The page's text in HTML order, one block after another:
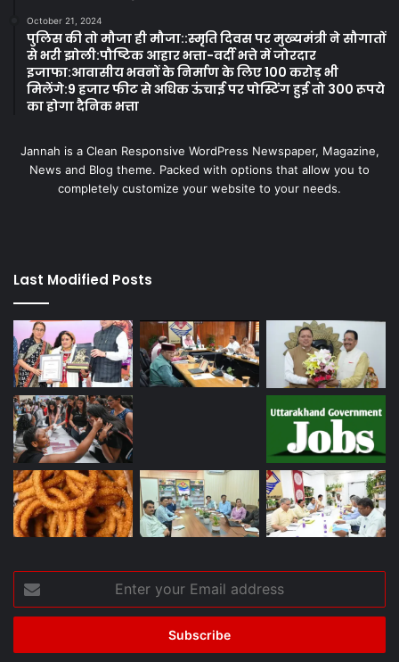
October 21, 2024
पुलिस की तो मौजा ही मौजा::स्मृति दिवस पर मुख्यमंत्री ने सौगातों
से भरी झोली:पौष्टिक आहार भत्ता-वर्दी भत्ते में जोरदार
इजाफा:आवासीय भवनों के निर्माण के लिए 100 करोड़ भी
मिलेंगे:9 हजार फीट से अधिक ऊंचाई पर पोस्टिंग हुई तो 300 रूपये
का होगा दैनिक भत्ता
Jannah is a Clean Responsive WordPress Newspaper, Magazine,
News and Blog theme. Packed with options that allow you to
completely customize your website to your needs.
Last Modified Posts
your
Email